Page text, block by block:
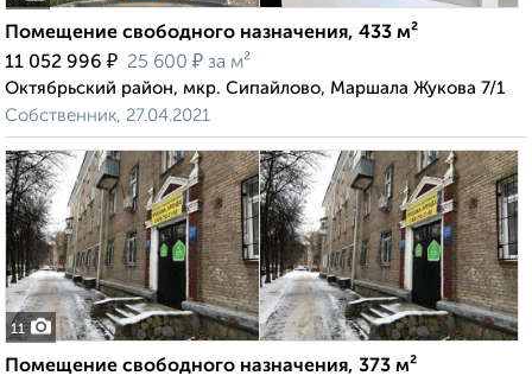
Помещение свободного назначения, 433 м²
11 052 996 ₽ 25 600 ₽ за м²
Октябрьский район, мкр. Сипайлово, Маршала Жукова 7/1
Собственник, 27.04.2021
11
Помещение свободного назначения, 373 м²